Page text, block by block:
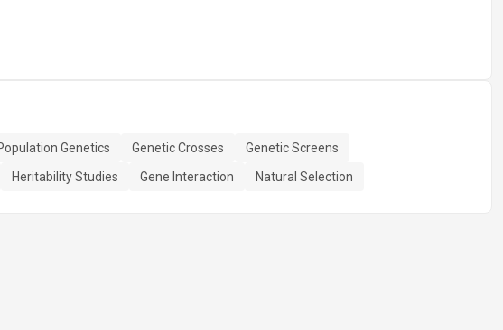
Genetics Genetic Crosses
Genetic Screens
Heritability Studies Gene Interaction Natural Selection